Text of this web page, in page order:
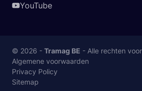
YouTube
© 2026 - Tramag BE - Alle rechten
Algemene voorwaarden
Privacy Policy
Sitemap